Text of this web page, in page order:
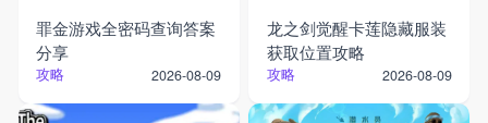
罪金游戏全密码查询答案
分享
攻略 2026-08-09
龙之剑觉醒卡莲隐藏服装
获取位置攻略
攻略 2026-08-09